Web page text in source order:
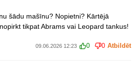
šādu mašīnu? Nopietni? Kārtējā
tikpat Abrams vai Leopard tankus!
09.06.2026 12:23 0 0 Atbildēt